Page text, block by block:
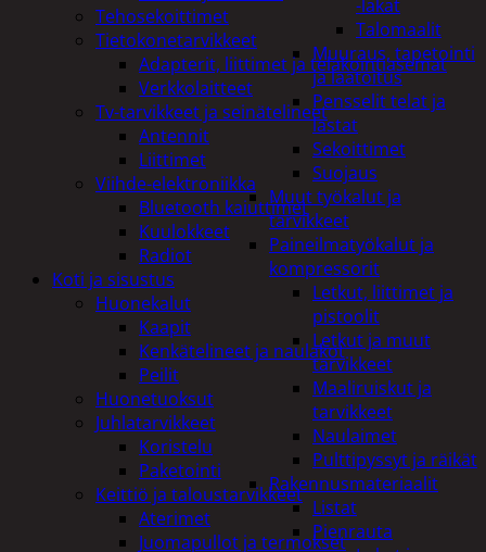
-lakat
Talomaalit
Muuraus, tapetointi
ja laatoitus
Pensselit telat ja
lastat
Sekoittimet
Suojaus
Muut työkalut ja
tarvikkeet
Paineilmatyökalut ja
kompressorit
Letkut, liittimet ja
pistoolit
Letkut ja muut
tarvikkeet
Maaliruiskut ja
tarvikkeet
Naulaimet
Pulttipyssyt ja räikät
Rakennusmateriaalit
Listat
Pienrauta
Tehosekoittimet
Tietokonetarvikkeet
Adapterit, liittimet ja telakointiasemat
Verkkolaitteet
Tv-tarvikkeet ja seinätelineet
Antennit
Liittimet
Viihde-elektroniikka
Bluetooth kaiuttimet
Kuulokkeet
Radiot
Koti ja sisustus
Huonekalut
Kaapit
Kenkätelineet ja naulakot
Peilit
Huonetuoksut
Juhlatarvikkeet
Koristelu
Paketointi
Keittiö ja taloustarvikkeet
Aterimet
Juomapullot ja termokset